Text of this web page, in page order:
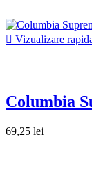
 Vizualizare
Columbia
69,25 lei